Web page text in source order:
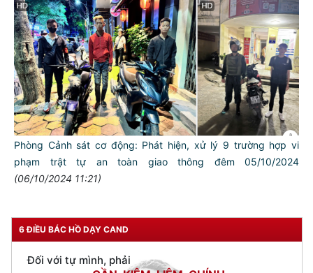
Phòng Cảnh sát cơ động: Phát hiện, xử lý 9 trường hợp vi
phạm trật tự an toàn giao thông đêm 05/10/2024
(06/10/2024 11:21)
6 ĐIỀU BÁC HỒ DẠY CAND
TƯ CÁCH
NGƯỜI CÔNG AN CÁCH MỆNH LÀ:
CẦN, KIỆM, LIÊM, CHÍNH
THÂN ÁI GIÚP ĐỠ